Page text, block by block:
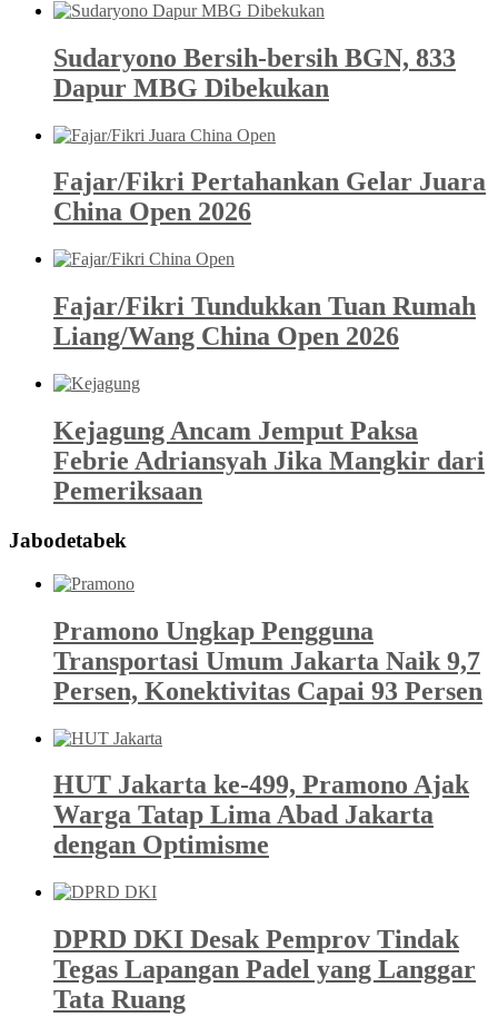
Sudaryono Bersih-bersih BGN, 833
Dapur MBG Dibekukan
Fajar/Fikri Pertahankan Gelar Juara
China Open 2026
Fajar/Fikri Tundukkan Tuan Rumah
Liang/Wang China Open 2026
Kejagung Ancam Jemput Paksa
Febrie Adriansyah Jika Mangkir dari
Pemeriksaan
Jabodetabek
Pramono Ungkap Pengguna
Transportasi Umum Jakarta Naik 9,7
Persen, Konektivitas Capai 93 Persen
HUT Jakarta ke-499, Pramono Ajak
Warga Tatap Lima Abad Jakarta
dengan Optimisme
DPRD DKI Desak Pemprov Tindak
Tegas Lapangan Padel yang Langgar
Tata Ruang